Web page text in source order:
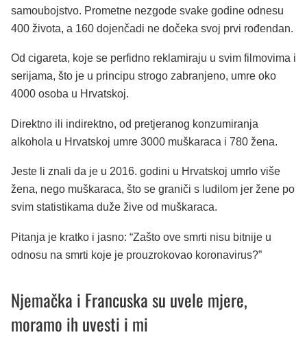
samoubojstvo. Prometne nezgode svake godine odnesu
400 života, a 160 dojenčadi ne dočeka svoj prvi rođendan.
Od cigareta, koje se perfidno reklamiraju u svim filmovima i
serijama, što je u principu strogo zabranjeno, umre oko
4000 osoba u Hrvatskoj.
Direktno ili indirektno, od pretjeranog konzumiranja
alkohola u Hrvatskoj umre 3000 muškaraca i 780 žena.
Jeste li znali da je u 2016. godini u Hrvatskoj umrlo više
žena, nego muškaraca, što se graniči s ludilom jer žene po
svim statistikama duže žive od muškaraca.
Pitanja je kratko i jasno: “Zašto ove smrti nisu bitnije u
odnosu na smrti koje je prouzrokovao koronavirus?”
Njemačka i Francuska su uvele mjere,
moramo ih uvesti i mi